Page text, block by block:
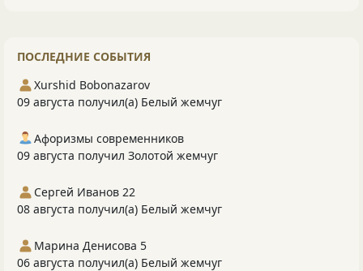
ПОСЛЕДНИЕ СОБЫТИЯ
Xurshid Bobonazarov
09 августа получил(а) Белый жемчуг
Афоризмы современников
09 августа получил Золотой жемчуг
Сергей Иванов 22
08 августа получил(а) Белый жемчуг
Марина Денисова 5
06 августа получил(а) Белый жемчуг